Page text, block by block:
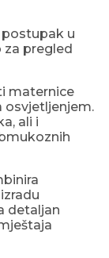
postupak u
pregled
maternice
osvjetljenjem.
ali i
detaljan